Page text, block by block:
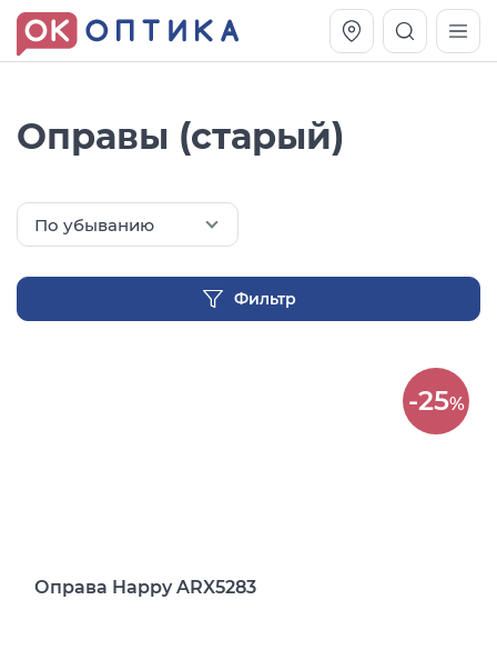
Оправы (старый)
По убыванию
Фильтр
-25%
Оправа Happy ARX5283
Оправа Vogue OVO 4025